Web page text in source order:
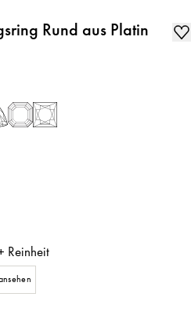
Rund aus Platin
Reinheit